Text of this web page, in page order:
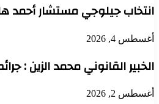
انتخاب جيلوجي مستشار أحمد
أغسطس 4, 2026
الخبير القانوني محمد الزين :
أغسطس 2, 2026